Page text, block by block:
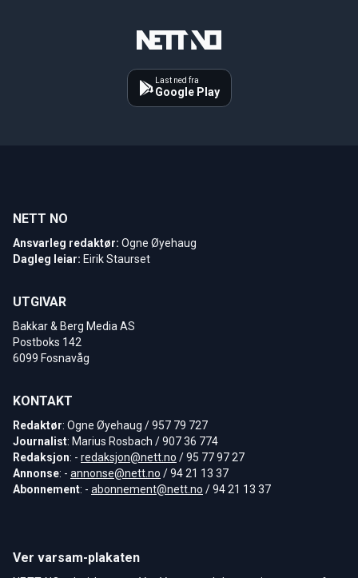
Last ned fra
Google Play
NETT NO
Ansvarleg redaktør: Ogne Øyehaug
Dagleg leiar: Eirik Staurset
UTGIVAR
Bakkar & Berg Media AS
Postboks 142
6099 Fosnavåg
KONTAKT
Redaktør: Ogne Øyehaug / 957 79 727
Journalist: Marius Rosbach / 907 36 774
Redaksjon: - redaksjon@nett.no / 95 77 97 27
Annonse: - annonse@nett.no / 94 21 13 37
Abonnement: - abonnement@nett.no / 94 21 13 37
Ver varsam-plakaten